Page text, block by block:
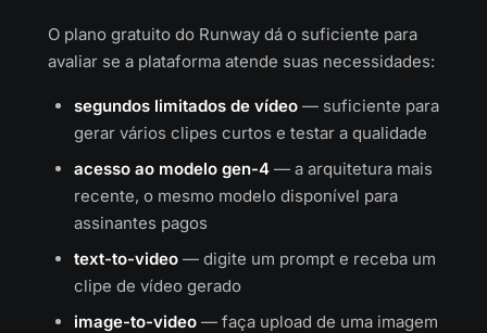
O plano gratuito do Runway dá o suficiente para
avaliar se a plataforma atende suas necessidades:
segundos limitados de vídeo — suficiente para
gerar vários clipes curtos e testar a qualidade
acesso ao modelo gen-4 — a arquitetura mais
recente, o mesmo modelo disponível para
assinantes pagos
text-to-video — digite um prompt e receba um
clipe de vídeo gerado
image-to-video — faça upload de uma imagem